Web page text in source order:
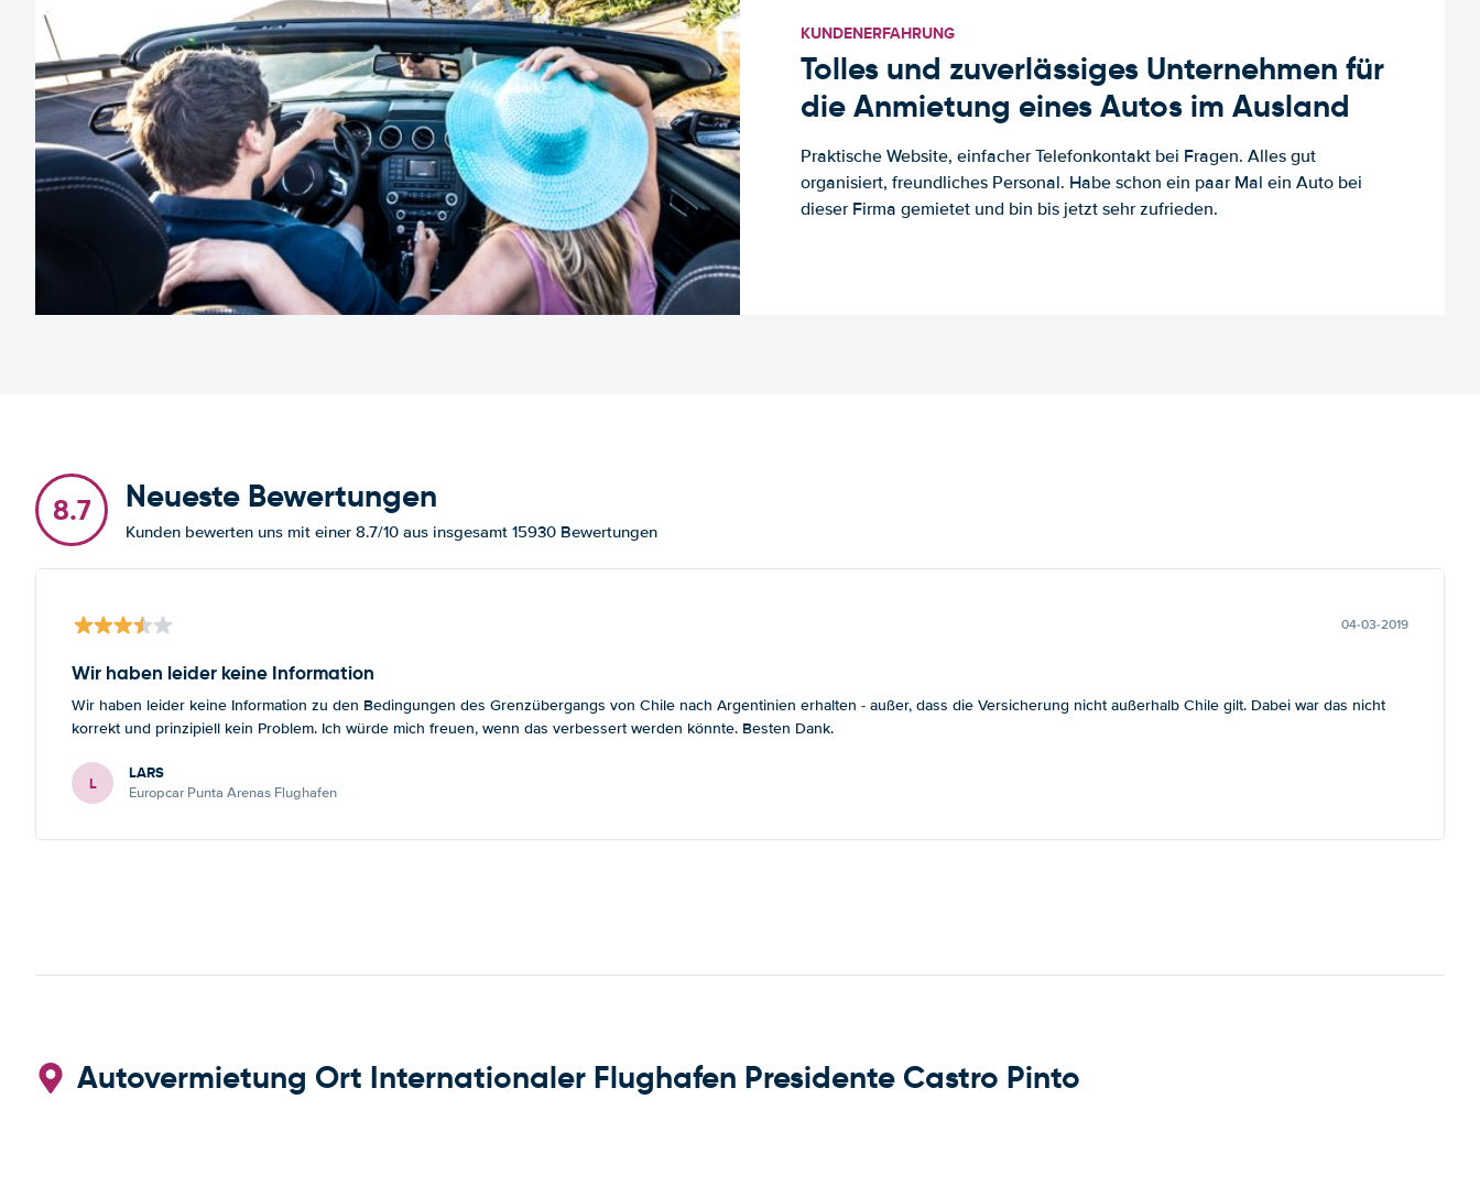
KUNDENERFAHRUNG
Tolles und zuverlässiges Unternehmen für
die Anmietung eines Autos im Ausland
Praktische Website, einfacher Telefonkontakt bei Fragen. Alles gut
organisiert, freundliches Personal. Habe schon ein paar Mal ein Auto bei
dieser Firma gemietet und bin bis jetzt sehr zufrieden.
8.7 Neueste Bewertungen
Kunden bewerten uns mit einer 8.7/10 aus insgesamt 15930 Bewertungen
04-03-2019
Wir haben leider keine Information
Wir haben leider keine Information zu den Bedingungen des Grenzübergangs von Chile nach Argentinien erhalten - außer, dass die Versicherung nicht außerhalb Chile gilt. Dabei war das nicht
korrekt und prinzipiell kein Problem. Ich würde mich freuen, wenn das verbessert werden könnte. Besten Dank.
L LARS
Europcar Punta Arenas Flughafen
Autovermietung Ort Internationaler Flughafen Presidente Castro Pinto